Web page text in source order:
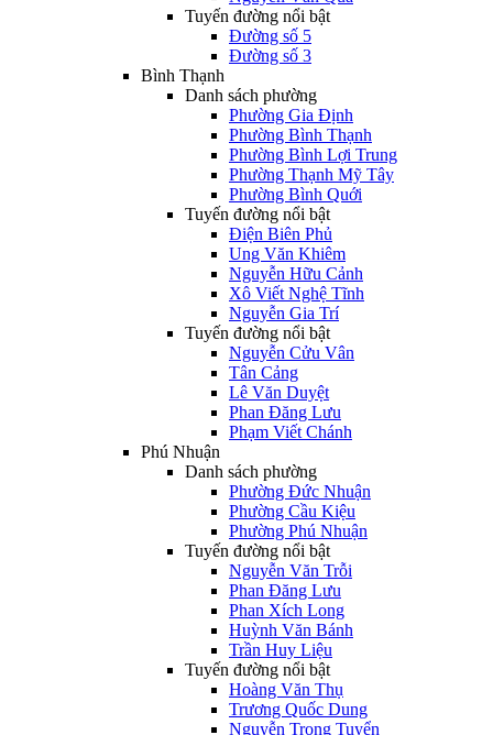
Tuyến đường nổi bật
Đường số 5
Đường số 3
Bình Thạnh
Danh sách phường
Phường Gia Định
Phường Bình Thạnh
Phường Bình Lợi Trung
Phường Thạnh Mỹ Tây
Phường Bình Quới
Tuyến đường nổi bật
Điện Biên Phủ
Ung Văn Khiêm
Nguyễn Hữu Cảnh
Xô Viết Nghệ Tĩnh
Nguyễn Gia Trí
Tuyến đường nổi bật
Nguyễn Cửu Vân
Tân Cảng
Lê Văn Duyệt
Phan Đăng Lưu
Phạm Viết Chánh
Phú Nhuận
Danh sách phường
Phường Đức Nhuận
Phường Cầu Kiệu
Phường Phú Nhuận
Tuyến đường nổi bật
Nguyễn Văn Trỗi
Phan Đăng Lưu
Phan Xích Long
Huỳnh Văn Bánh
Trần Huy Liệu
Tuyến đường nổi bật
Hoàng Văn Thụ
Trương Quốc Dung
Nguyễn Trọng Tuyển